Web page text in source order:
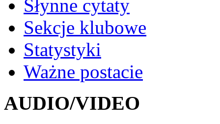
Słynne cytaty
Sekcje klubowe
Statystyki
Ważne postacie
AUDIO/VIDEO